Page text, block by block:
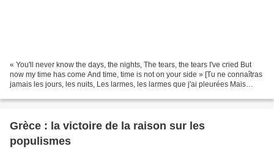
« You'll never know the days, the nights, The tears, the tears I've cried But
now my time has come And time, time is not on your side » [Tu ne connaîtras
jamais les jours, les nuits, Les larmes, les larmes que j'ai pleurées Mais
Grèce : la victoire de la raison sur les
populismes